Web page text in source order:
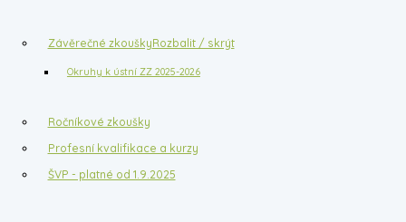
Závěrečné zkouškyRozbalit / skrýt
Okruhy k ústní ZZ 2025-2026
Ročníkové zkoušky
Profesní kvalifikace a kurzy
ŠVP - platné od 1.9.2025